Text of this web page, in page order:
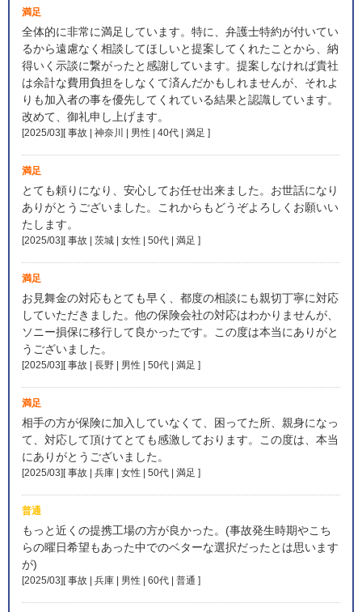
満足
全体的に非常に満足しています。特に、弁護士特約が付いてい
るから遠慮なく相談してほしいと提案してくれたことから、納
得いく示談に繋がったと感謝しています。提案しなければ貴社
は余計な費用負担をしなくて済んだかもしれませんが、それよ
りも加入者の事を優先してくれている結果と認識しています。
改めて、御礼申し上げます。
[2025/03][ 事故 | 神奈川 | 男性 | 40代 | 満足 ]
満足
とても頼りになり、安心してお任せ出来ました。お世話になり
ありがとうございました。これからもどうぞよろしくお願いい
たします。
[2025/03][ 事故 | 茨城 | 女性 | 50代 | 満足 ]
満足
お見舞金の対応もとても早く、都度の相談にも親切丁寧に対応
していただきました。他の保険会社の対応はわかりませんが、
ソニー損保に移行して良かったです。この度は本当にありがと
うございました。
[2025/03][ 事故 | 長野 | 男性 | 50代 | 満足 ]
満足
相手の方が保険に加入していなくて、困ってた所、親身になっ
て、対応して頂けてとても感激しております。この度は、本当
にありがとうございました。
[2025/03][ 事故 | 兵庫 | 女性 | 50代 | 満足 ]
普通
もっと近くの提携工場の方が良かった。(事故発生時期やこち
らの曜日希望もあった中でのベターな選択だったとは思います
が)
[2025/03][ 事故 | 兵庫 | 男性 | 60代 | 普通 ]